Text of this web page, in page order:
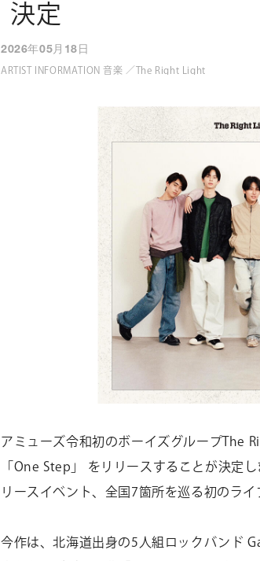
決定
2026年05月18日
ARTIST INFORMATION 音楽 ／The Right Light
アミューズ令和初のボーイズグループThe
One Step 」 をリリースすることが決定
リースイベント、全国7箇所を巡る初のラ
今作は、北海道出身の5 人組ロックバンド